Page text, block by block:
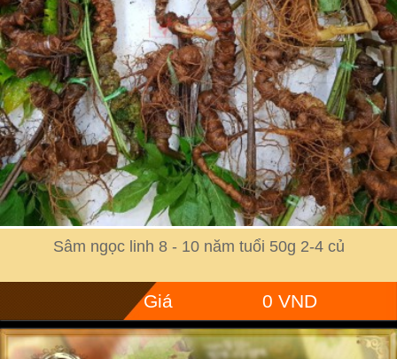
Sâm ngọc linh 8 - 10 năm tuổi 50g 2-4 củ
Giá 0 VND